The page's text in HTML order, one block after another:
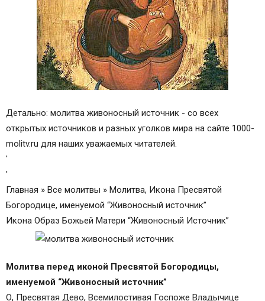
Детально: молитва живоносный источник - со всех
открытых источников и разных уголков мира на сайте 1000-
molitv.ru для наших уважаемых читателей.
'
'
Главная » Все молитвы » Молитва, Икона Пресвятой
Богородице, именуемой “Живоносный источник”
Икона Образ Божьей Матери “Живоносный Источник”
Молитва перед иконой Пресвятой Богородицы,
именуемой “Живоносный источник”
О, Пресвятая Дево, Всемилостивая Госпоже Владычице